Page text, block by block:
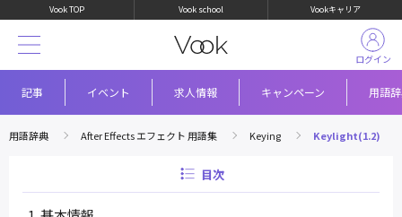
Vook TOP Vook school Vookキャリア
記事 イベント 求人情報 キャンペーン 用語
ログイン
用語辞典 After Effects エフェクト 用語集 Keying Keylight(1.2)
目次